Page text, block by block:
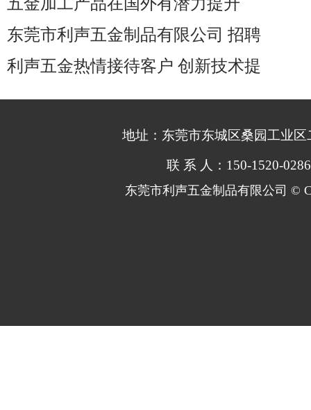
五金加工产品在国外有潜力提升
东莞市利声五金制品有限公司 招聘
利声五金热情接待客户 创新技术提
地址：东莞市东城区桑园工业
联 系 人： 150-1520-
东莞市利声五金制品有限公司 ©